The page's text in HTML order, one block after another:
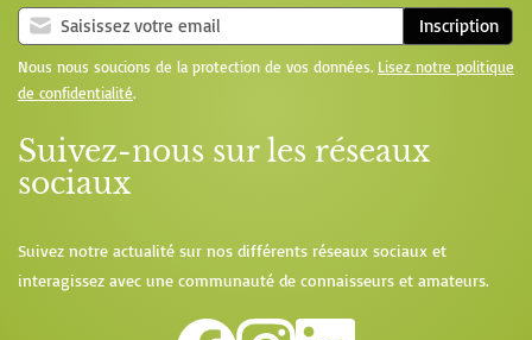
Inscription
Nous nous soucions de la protection de vos données. Lisez notre politique
de confidentialité.
Suivez-nous sur les réseaux
sociaux
Suivez notre actualité sur nos différents réseaux sociaux et
interagissez avec une communauté de connaisseurs et amateurs.